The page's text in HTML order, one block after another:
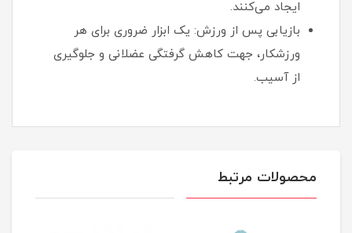
ایجاد می‌کنند.
بازیابی پس از ورزش: یک ابزار ضروری برای هر
ورزشکار، جهت کاهش گرفتگی عضلانی و جلوگیری
از آسیب.
محصولات مرتبط